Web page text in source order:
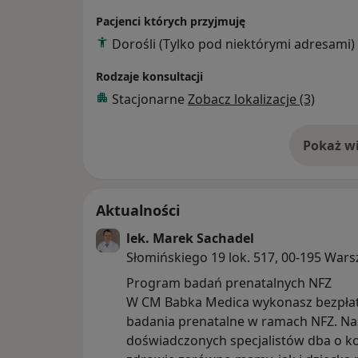
Babka Medica: Wizyty pacjentów w
ubezpieczeniowych umawiane są
Babka Medica lub przez ubezpieczyciela.
Pacjenci których przyjmuję
Dorośli (Tylko pod niektórymi adresami)
Rodzaje konsultacji
Stacjonarne Zobacz lokalizacje (3)
Pokaż o
Aktualności
lek. Marek Sachadel
Słomińskiego 19 lok. 517, 00-195
Program badań prenatalnych NFZ
W CM Babka Medica wykonasz
badania prenatalne w ramach NFZ.
doświadczonych specjalistów dba o